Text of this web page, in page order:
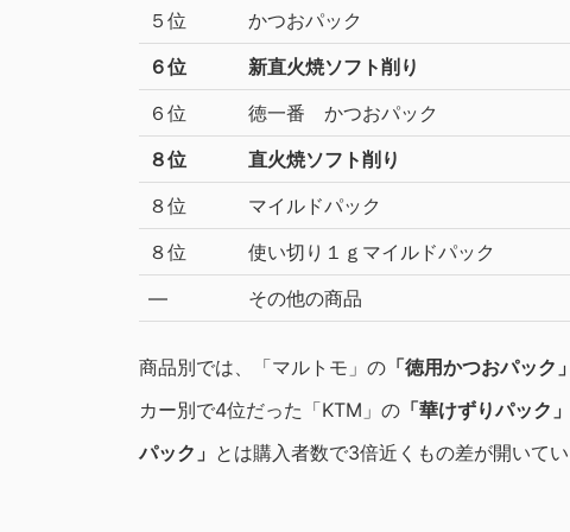
５位
かつおパック
６位
新直火焼ソフト削り
６位
徳一番 かつおパック
８位
直火焼ソフト削り
８位
マイルドパック
８位
使い切り１ｇマイルドパック
―
その他の商品
商品別では、「マルトモ」の 「徳用かつおパック」
カー別で4位だった「KTM」の 「華けずりパック」
パック」 とは購入者数で3倍近くもの差が開いてい